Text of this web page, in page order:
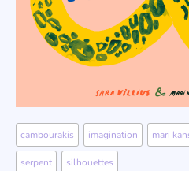
cambourakis imagination mari
serpent silhouettes